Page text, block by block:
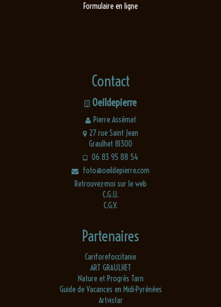
Formulaire en ligne
Contact
Oeildepierre
Pierre Assémat
27 rue Saint Jean
Graulhet 81300
06 83 95 88 54
foto@oeildepierre.com
Retrouvez-moi sur le web
C.G.U.
C.G.V.
Partenaires
Cariforefoccitanie
ART GRAULHET
Nature et Progrès Tarn
Guide de Vacances en Midi-Pyrénées
Artvistar